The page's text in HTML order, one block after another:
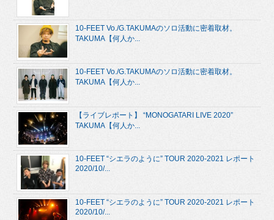
10-FEET Vo./G.TAKUMAのソロ活動に密着取材。
TAKUMA【何人か...
10-FEET Vo./G.TAKUMAのソロ活動に密着取材。
TAKUMA【何人か...
【ライブレポート】 “MONOGATARI LIVE 2020”
TAKUMA【何人か...
10-FEET “シエラのように” TOUR 2020-2021 レポート
2020/10/...
10-FEET “シエラのように” TOUR 2020-2021 レポート
2020/10/...